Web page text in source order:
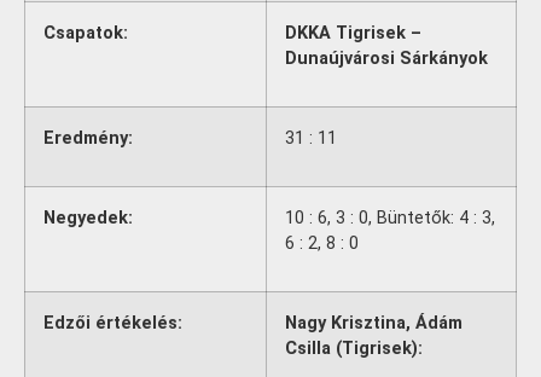
Csapatok:
DKKA Tigrisek –
Dunaújvárosi Sárkányok
Eredmény: 31 : 11
Negyedek:
10 : 6, 3 : 0, Büntetők: 4 : 3,
6 : 2, 8 : 0
Edzői értékelés:
Nagy Krisztina, Ádám
Csilla (Tigrisek):